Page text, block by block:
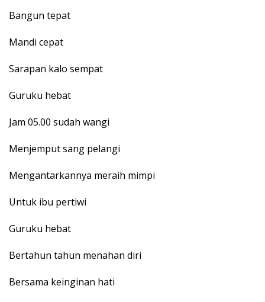
Bangun tepat
Mandi cepat
Sarapan kalo sempat
Guruku hebat
Jam 05.00 sudah wangi
Menjemput sang pelangi
Mengantarkannya meraih mimpi
Untuk ibu pertiwi
Guruku hebat
Bertahun tahun menahan diri
Bersama keinginan hati